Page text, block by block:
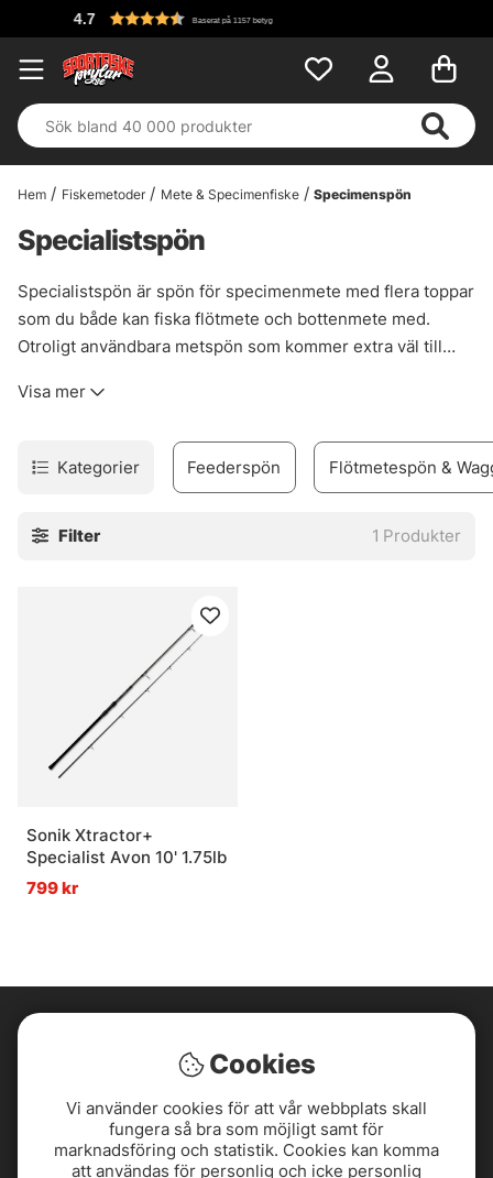
Baserat på 1157 betyg
Hem Fiskemetoder Mete & Specimenfiske Specimenspön
Specialistspön
Specialistspön är spön för specimenmete med flera toppar
som du både kan fiska flötmete och bottenmete med.
Otroligt användbara metspön som kommer extra väl till
vill packa lätt samt att du kan använda flera spön samtidigt
prisklasser för att du ska kunna välja ett spö som passar
både din plånbok och dina planerade fiskepass!
Visa mer
Kategorier Feederspön Flötmetespön &
Filter 1 Produkter
Sonik Xtractor+
Specialist Avon 10' 1.75lb
799 kr
Cookies
Vi använder cookies för att vår webbplats skall
fungera så bra som möjligt samt för
marknadsföring och statistik. Cookies kan komma
att användas för personlig och icke personlig